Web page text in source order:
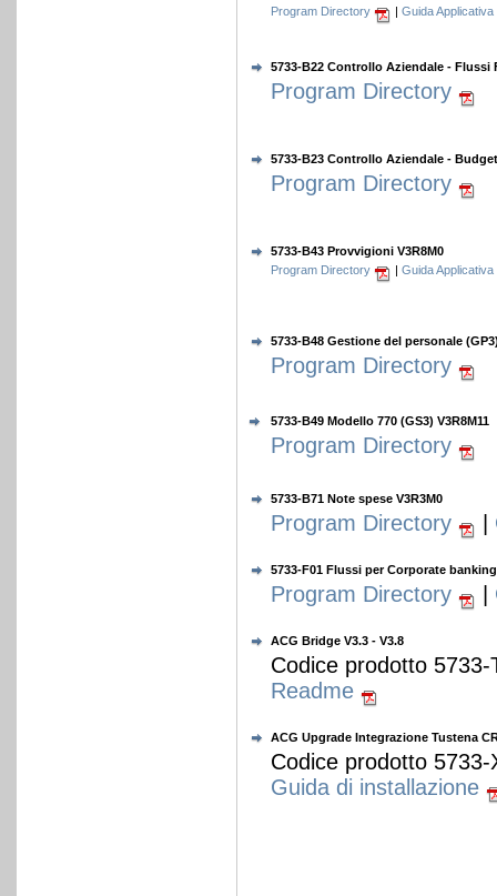
Program Directory
| Guida Applicativa
5733-B22 Controllo Aziendale - Flussi
Program Directory
5733-B23 Controllo Aziendale -
Program Directory
5733-B43 Provvigioni V3R8M0
Program Directory
| Guida Applicativa
5733-B48 Gestione del personale
Program Directory
5733-B49 Modello 770 (GS3) V3R8M11
Program Directory
5733-B71 Note spese V3R3M0
Program Directory
5733-F01 Flussi per Corporate banking
Program Directory
ACG Bridge V3.3 - V3.8
Codice prodotto
Readme
ACG Upgrade Integrazione Tustena
Codice prodotto
Guida di installazione